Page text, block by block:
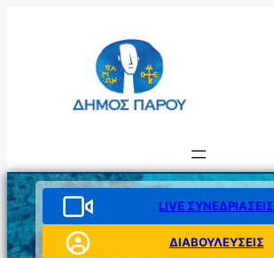
LIVE ΣΥΝΕΔΡΙΑΣΕΙΣ
ΔΙΑΒΟΥΛΕΥΣΕΙΣ